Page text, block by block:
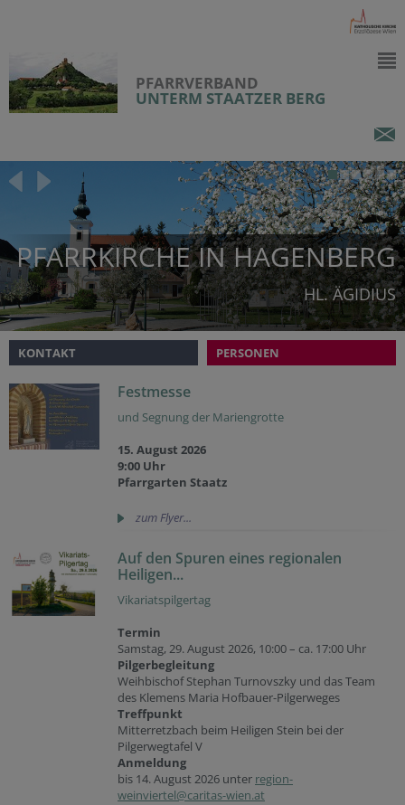
PFARRVERBAND
UNTERM STAATZER BERG
PFARRKIRCHE IN HAGENBERG
HL. ÄGIDIUS
KONTAKT PERSONEN
Festmesse
und Segnung der Mariengrotte
15. August 2026
9:00 Uhr
Pfarrgarten Staatz
zum Flyer...
Auf den Spuren eines regionalen
Heiligen...
Vikariatspilgertag
Termin
Samstag, 29. August 2026, 10:00 – ca. 17:00 Uhr
Pilgerbegleitung
Weihbischof Stephan Turnovszky und das Team
des Klemens Maria Hofbauer-Pilgerweges
Treffpunkt
Mitterretzbach beim Heiligen Stein bei der
Pilgerwegtafel V
Anmeldung
bis 14. August 2026 unter region-
weinviertel@caritas-wien.at